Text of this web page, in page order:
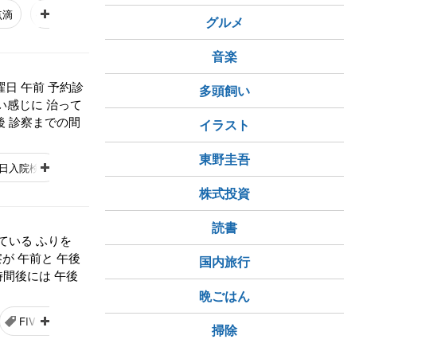
午前 予約診
じに 治って
診察までの間
入院検査 FIV（猫免疫不全ウイルス）
いる ふりを
午前と 午後
後には 午後
FIV（猫免疫不全ウイルス）
グルメ
音楽
多頭飼い
イラスト
東野圭吾
株式投資
読書
国内旅行
晩ごはん
掃除